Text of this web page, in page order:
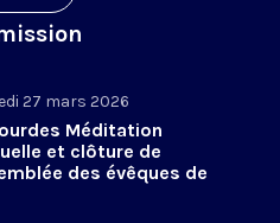
27 mars 2026
Méditation
et clôture de
des évêques de